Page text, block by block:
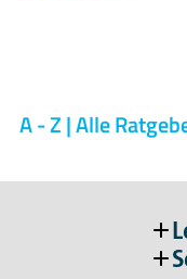
A - Z | Alle